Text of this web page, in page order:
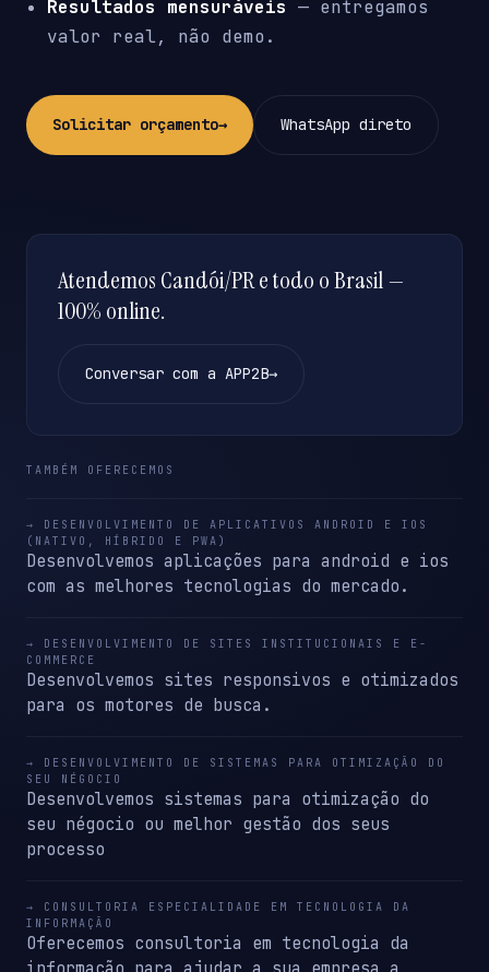
Resultados mensuráveis — entregamos
valor real, não demo.
Solicitar orçamento→ WhatsApp direto
Atendemos Candói/PR e todo o Brasil —
100% online.
Conversar com a APP2B→
TAMBÉM OFERECEMOS
→ DESENVOLVIMENTO DE APLICATIVOS ANDROID E IOS
(NATIVO, HÍBRIDO E PWA)
Desenvolvemos aplicações para android e ios
com as melhores tecnologias do mercado.
→ DESENVOLVIMENTO DE SITES INSTITUCIONAIS E E-
COMMERCE
Desenvolvemos sites responsivos e otimizados
para os motores de busca.
→ DESENVOLVIMENTO DE SISTEMAS PARA OTIMIZAÇÃO DO
SEU NÉGOCIO
Desenvolvemos sistemas para otimização do
seu négocio ou melhor gestão dos seus
processo
→ CONSULTORIA ESPECIALIDADE EM TECNOLOGIA DA
INFORMAÇÃO
Oferecemos consultoria em tecnologia da